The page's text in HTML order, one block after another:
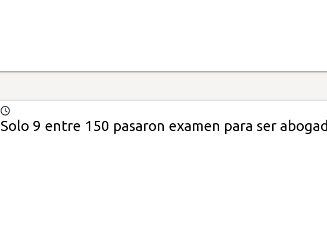
Solo 9 entre 150 pasaron examen para ser